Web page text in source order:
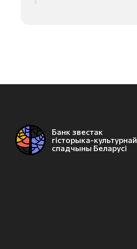
Банк звестак
гісторыка-культурнай
спадчыны Беларусі